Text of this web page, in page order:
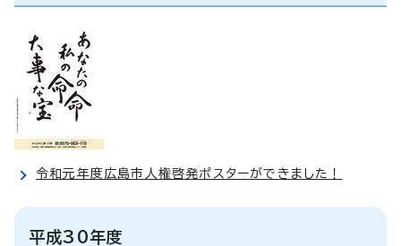
令和元年度広島市人権啓発ポスターができました！
平成30年度